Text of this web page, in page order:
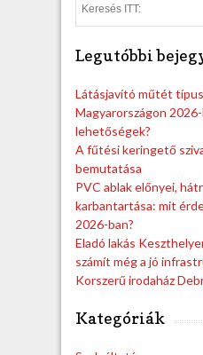
Legutóbbi
Látásjavító műtét
Magyarországon
lehetőségek?
A fűtési keringető
bemutatása
PVC ablak előnyei,
karbantartása: mit
2026-ban?
Eladó lakás
számít még a jó
Korszerű irodaház
Kategóriák